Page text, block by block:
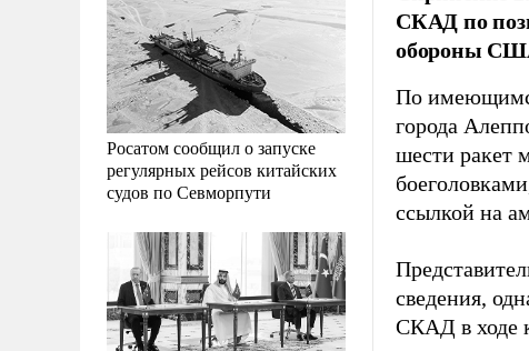
Росатом сообщил о запуске
регулярных рейсов китайских
судов по Севморпути
СКАД по
обороны
По
города
шести ракет
ссылкой на
сведения,
СКАД в ходе